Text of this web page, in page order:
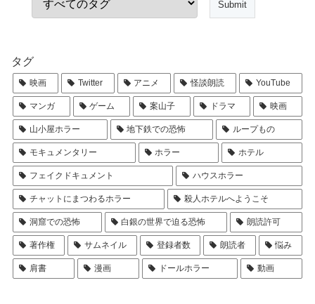
タグ
映画 Twitter アニメ 怪談朗読 YouTube
マンガ ゲーム 案山子 ドラマ 映画
山小屋ホラー 地下鉄での恐怖 ループもの
モキュメンタリー ホラー ホテル
フェイクドキュメント ハウスホラー
チャットにまつわるホラー 殺人ホテルへようこそ
洞窟での恐怖 白銀の世界で迫る恐怖 朗読許可
著作権 サムネイル 登録者数 朗読者 悩み
肩書 漫画 ドールホラー 動画